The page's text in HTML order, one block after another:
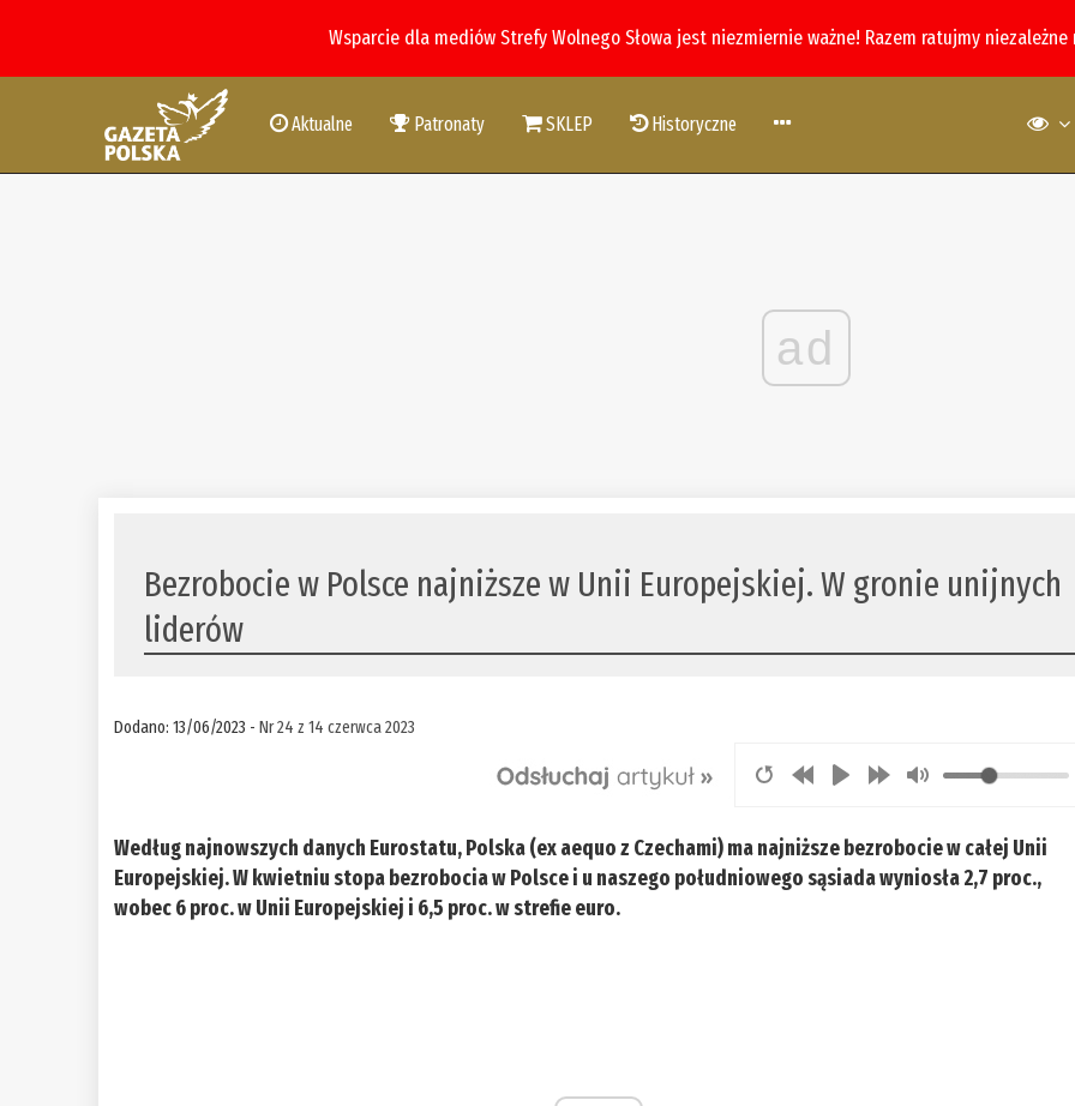
Wsparcie dla mediów Strefy Wolnego Słowa jest niezmiernie ważne! Razem ratujmy
Aktualne Patronaty SKLEP Historyczne
ad
Bezrobocie w Polsce najniższe w Unii Europejskiej. W gronie unijnych
liderów
Dodano: 13/06/2023 -Nr 24 z 14 czerwca 2023
Według najnowszych danych Eurostatu, Polska (ex aequo z Czechami) ma najniższe bezrobocie w całej Unii
Europejskiej. W kwietniu stopa bezrobocia w Polsce i u naszego południowego sąsiada wyniosła 2,7 proc.,
wobec 6 proc. w Unii Europejskiej i 6,5 proc. w strefie euro.